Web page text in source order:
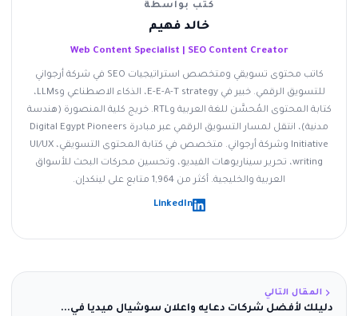
كتب بواسطة
خالد فهيم
Web Content Specialist | SEO Content Creator
كاتب محتوى تسويقي ومتخصص استراتيجيات SEO في شركة أرجواني
للتسويق الرقمي. خبير في E-E-A-T strategy، الذكاء الاصطناعي وLLMs،
كتابة المحتوى المُحسَّن للغة العربية وRTL. خريج كلية المنصورة (هندسة
مدنية)، انتقل لمسار التسويق الرقمي عبر مبادرة Digital Egypt Pioneers
Initiative وشركة أرجواني. متخصص في كتابة المحتوى التسويقي، UI/UX
writing، تحرير سيناريوهات الفيديو، وتحسين محركات البحث للأسواق
العربية والخليجية. أكثر من 1,964 متابع على لينكدإن.
LinkedIn
المقال التالي
دليلك لأفضل شركات دعايه واعلان سوشيال ميديا في...